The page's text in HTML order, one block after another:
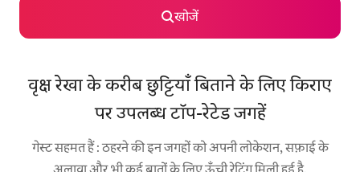
खोजें
वृक्ष रेखा के करीब छुट्टियाँ बिताने के लिए किराए
पर उपलब्ध टॉप-रेटेड जगहें
गेस्ट सहमत हैं : ठहरने की इन जगहों को अपनी लोकेशन, सफ़ाई के